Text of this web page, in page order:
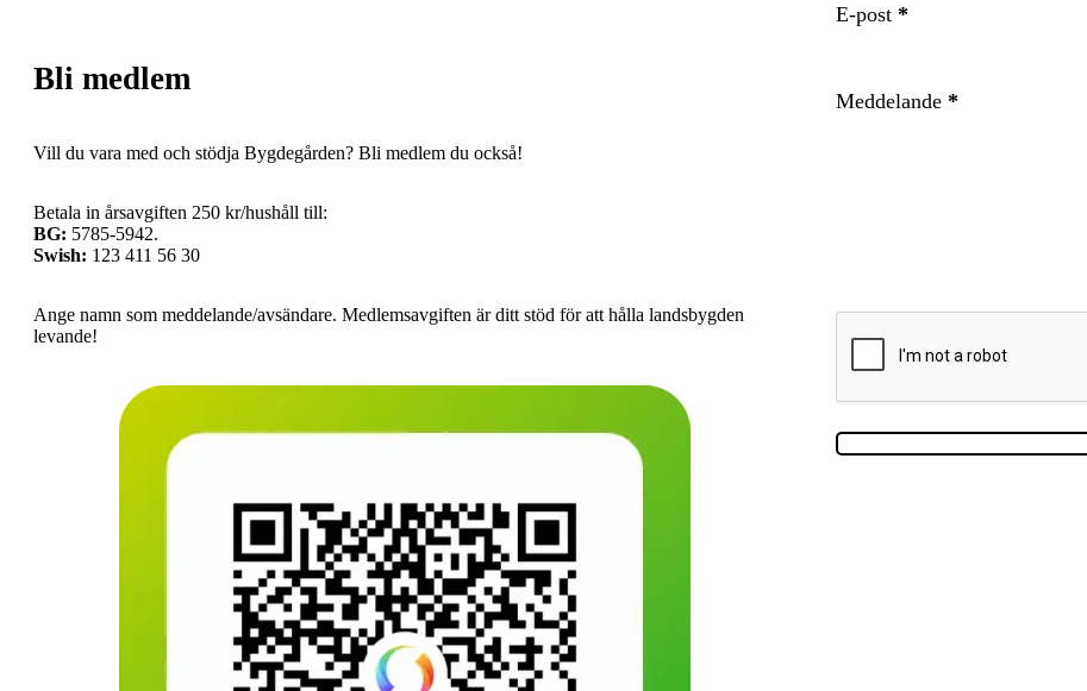
Bli medlem
Vill du vara med och stödja Bygdegården? Bli medlem du också!
Betala in årsavgiften 250 kr/hushåll till:
BG: 5785-5942.
Swish: 123 411 56 30
Ange namn som meddelande/avsändare. Medlemsavgiften är ditt stöd för att hålla landsbygden
levande!
E-post *
Meddelande *